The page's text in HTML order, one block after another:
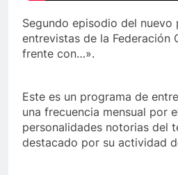
Segundo episodio del nuevo
entrevistas de la Federación
frente con…».
Este es un programa de
una frecuencia mensual por
personalidades notorias del
destacado por su actividad